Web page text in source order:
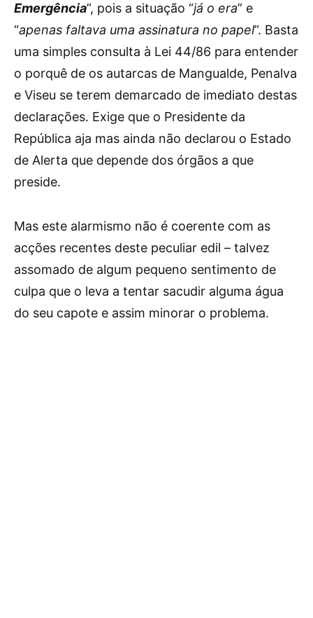
Emergência”, pois a situação “já o era” e
“apenas faltava uma assinatura no papel”. Basta
uma simples consulta à Lei 44/86 para entender
o porquê de os autarcas de Mangualde, Penalva
e Viseu se terem demarcado de imediato destas
declarações. Exige que o Presidente da
República aja mas ainda não declarou o Estado
de Alerta que depende dos órgãos a que
preside.
Mas este alarmismo não é coerente com as
acções recentes deste peculiar edil – talvez
assomado de algum pequeno sentimento de
culpa que o leva a tentar sacudir alguma água
do seu capote e assim minorar o problema.